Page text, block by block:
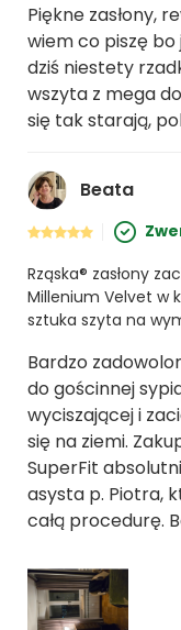
Piękne zasłony,
wiem co piszę
dziś niestety
wszyta z mega
się tak starają,
Beata
Rząska® zasłony
Millenium Velvet w
sztuka szyta na
Bardzo
do gościnnej
wyciszającej i
się na ziemi.
SuperFit
asysta p. Piotra,
całą procedurę.